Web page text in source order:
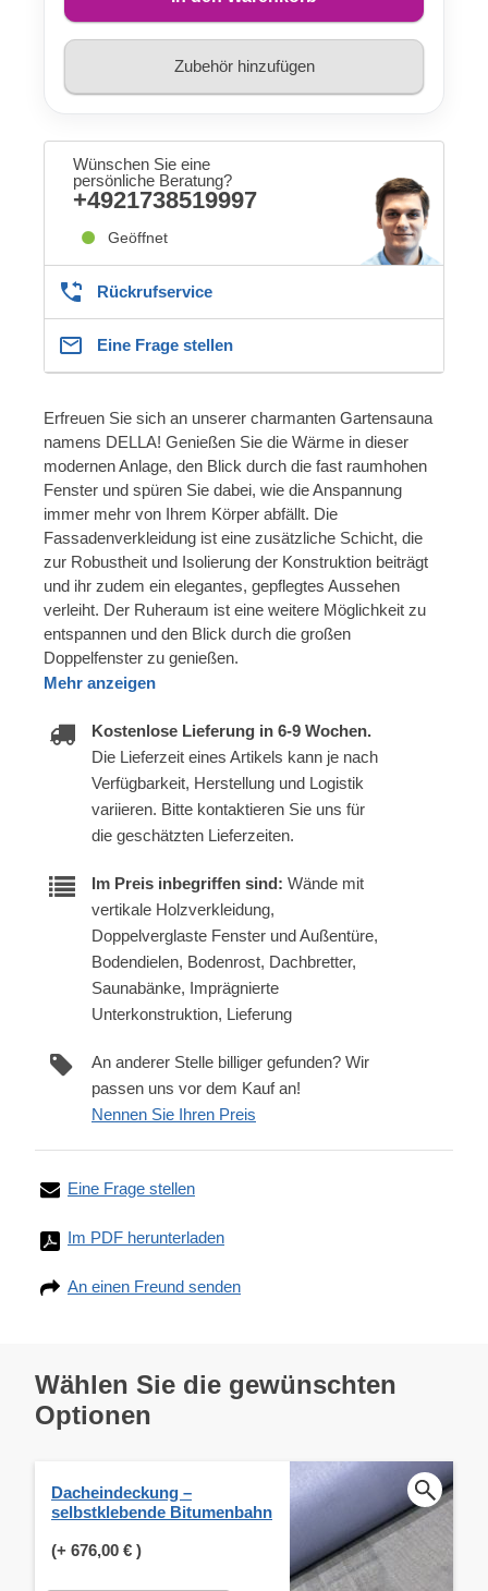
Zubehör hinzufügen
Wünschen Sie eine
persönliche Beratung?
+4921738519997
Geöffnet
Rückrufservice
Eine Frage stellen
Erfreuen Sie sich an unserer charmanten Gartensauna
namens DELLA! Genießen Sie die Wärme in dieser
modernen Anlage, den Blick durch die fast raumhohen
Fenster und spüren Sie dabei, wie die Anspannung
immer mehr von Ihrem Körper abfällt. Die
Fassadenverkleidung ist eine zusätzliche Schicht, die
zur Robustheit und Isolierung der Konstruktion beiträgt
und ihr zudem ein elegantes, gepflegtes Aussehen
verleiht. Der Ruheraum ist eine weitere Möglichkeit zu
entspannen und den Blick durch die großen
Doppelfenster zu genießen.
Mehr anzeigen
Kostenlose Lieferung in 6-9 Wochen.
Die Lieferzeit eines Artikels kann je nach
Verfügbarkeit, Herstellung und Logistik
variieren. Bitte kontaktieren Sie uns für
die geschätzten Lieferzeiten.
Im Preis inbegriffen sind: Wände mit
vertikale Holzverkleidung,
Doppelverglaste Fenster und Außentüre,
Bodendielen, Bodenrost, Dachbretter,
Saunabänke, Imprägnierte
Unterkonstruktion, Lieferung
An anderer Stelle billiger gefunden? Wir
passen uns vor dem Kauf an!
Nennen Sie Ihren Preis
Eine Frage stellen
Im PDF herunterladen
An einen Freund senden
Wählen Sie die gewünschten
Optionen
Dacheindeckung –
selbstklebende Bitumenbahn
(+ 676,00 € )